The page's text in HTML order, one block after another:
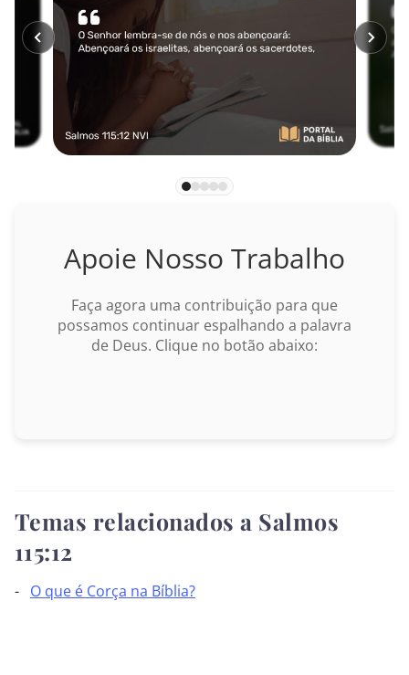
Habacuque
Sofonias
Zacarias
Mateus
Marcos
Lucas
I Coríntios
II Coríntios
Gálatas
Apoie Nosso Trabalho
Faça agora uma contribuição para que
possamos continuar espalhando a palavra
de Deus. Clique no botão abaixo:
Temas relacionados a Salmos
115:12
O que é Corça na Bíblia?